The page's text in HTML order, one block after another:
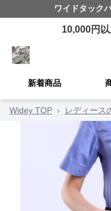
ワイドタック
10,000円
新着商品
Widey TOP › レディース